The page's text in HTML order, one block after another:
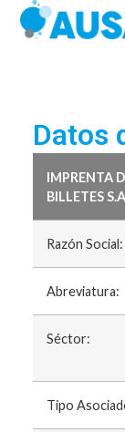
Datos
IMPRENTA
BILLETES
Razón Social:
Abreviatura:
Séctor:
Tipo